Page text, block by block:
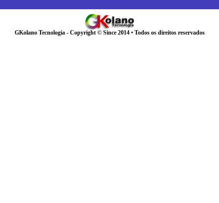
GKolano Tecnologia - Copyright © Since 2014 • Todos os direitos reservados